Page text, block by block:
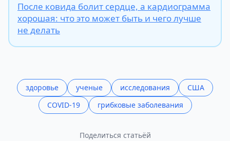
После ковида болит сердце, а кардиограмма
хорошая: что это может быть и чего лучше
не делать
здоровье ученые исследования
США
COVID-19
грибковые заболевания
Поделиться статьёй